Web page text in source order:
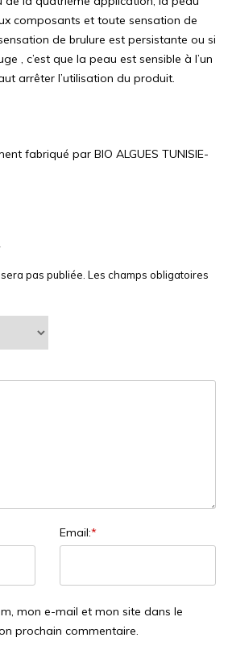
composants et toute sensation de
de brulure est persistante ou si
, c’est que la peau est sensible à l’un
arrêter l’utilisation du produit.
fabriqué par BIO ALGUES TUNISIE-
pas publiée. Les champs obligatoires
Email:*
mon e-mail et mon site dans le
prochain commentaire.